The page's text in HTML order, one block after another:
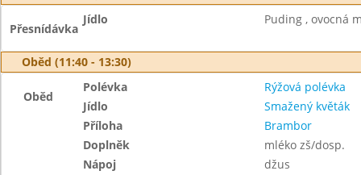
Přesnídávka
Jídlo Puding , ovocná
Oběd (11:40 - 13:30)
Oběd
Polévka
Rýžová polévka
Jídlo
Smažený květák
Příloha
Brambor
Doplněk
mléko zš/dosp.
Nápoj
džus